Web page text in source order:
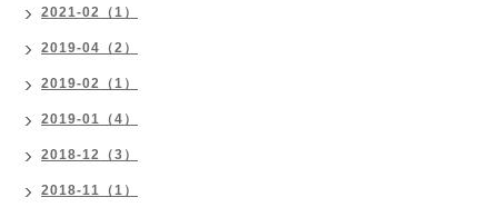
2021-02（1）
2019-04（2）
2019-02（1）
2019-01（4）
2018-12（3）
2018-11（1）